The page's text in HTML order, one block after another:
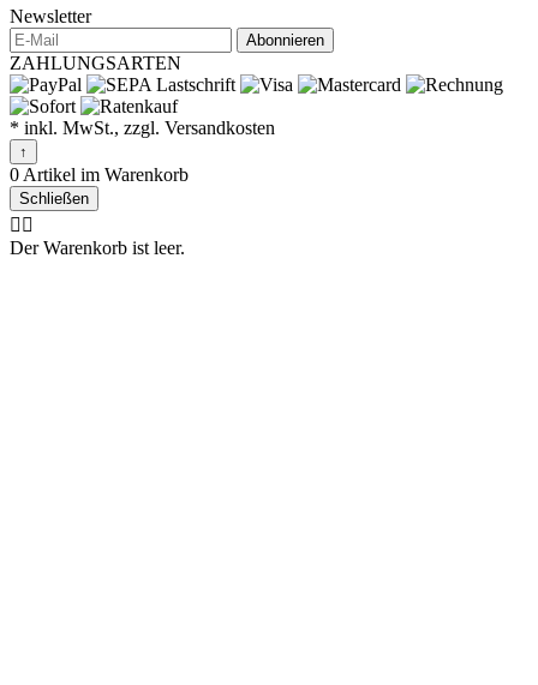
Newsletter
Abonnieren
ZAHLUNGSARTEN
* inkl. MwSt., zzgl. Versandkosten
↑
0 Artikel im Warenkorb
Schließen
🤷‍♂️
Der Warenkorb ist leer.